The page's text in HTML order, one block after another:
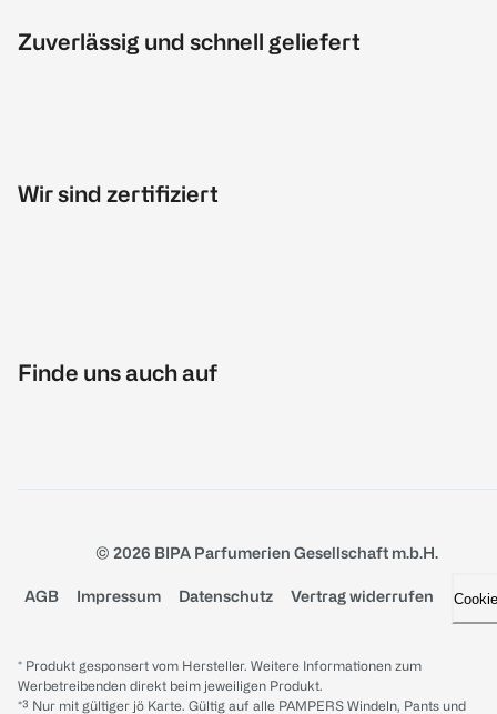
Zuverlässig und schnell geliefert
Wir sind zertifiziert
Finde uns auch auf
© 2026 BIPA Parfumerien Gesellschaft m.b.H.
AGB Impressum Datenschutz Vertrag widerrufen
* Produkt gesponsert vom Hersteller. Weitere Informationen zum
Werbetreibenden direkt beim jeweiligen Produkt.
*³ Nur mit gültiger jö Karte. Gültig auf alle PAMPERS Windeln, Pants und